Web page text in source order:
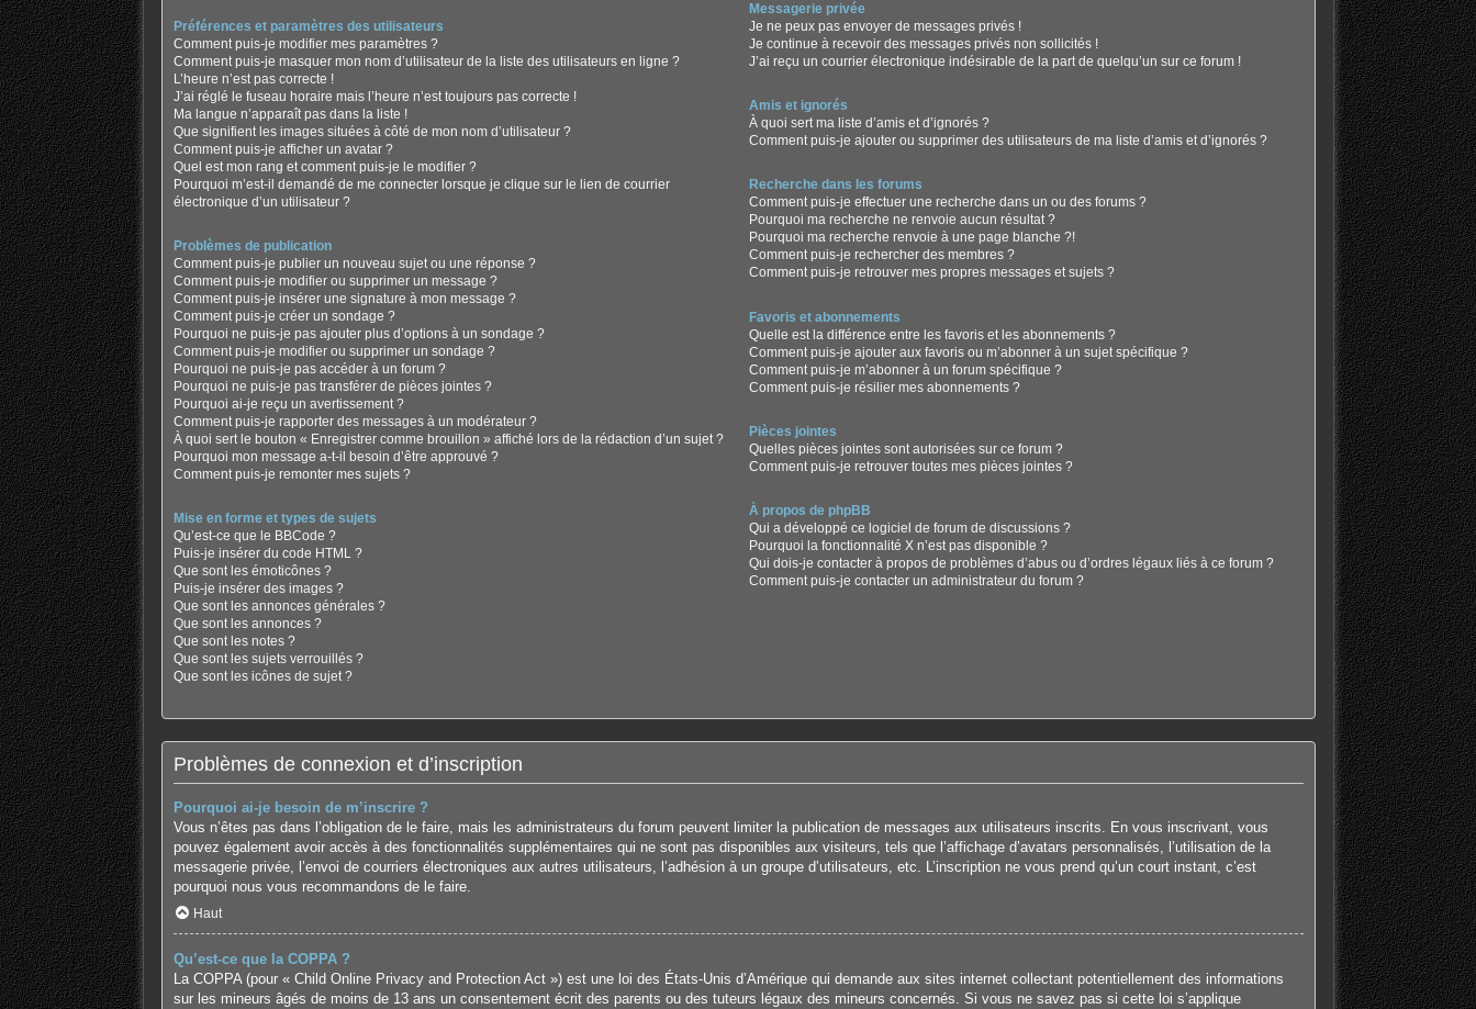
Préférences et paramètres des utilisateurs
Comment puis-je modifier mes paramètres ?
Comment puis-je masquer mon nom d’utilisateur de la liste des utilisateurs en ligne ?
L’heure n’est pas correcte !
J’ai réglé le fuseau horaire mais l’heure n’est toujours pas correcte !
Ma langue n’apparaît pas dans la liste !
Que signifient les images situées à côté de mon nom d’utilisateur ?
Comment puis-je afficher un avatar ?
Quel est mon rang et comment puis-je le modifier ?
Pourquoi m’est-il demandé de me connecter lorsque je clique sur le lien de courrier
électronique d’un utilisateur ?
Problèmes de publication
Comment puis-je publier un nouveau sujet ou une réponse ?
Comment puis-je modifier ou supprimer un message ?
Comment puis-je insérer une signature à mon message ?
Comment puis-je créer un sondage ?
Pourquoi ne puis-je pas ajouter plus d’options à un sondage ?
Comment puis-je modifier ou supprimer un sondage ?
Pourquoi ne puis-je pas accéder à un forum ?
Pourquoi ne puis-je pas transférer de pièces jointes ?
Pourquoi ai-je reçu un avertissement ?
Comment puis-je rapporter des messages à un modérateur ?
À quoi sert le bouton « Enregistrer comme brouillon » affiché lors de la rédaction d’un sujet ?
Pourquoi mon message a-t-il besoin d’être approuvé ?
Comment puis-je remonter mes sujets ?
Mise en forme et types de sujets
Qu’est-ce que le BBCode ?
Puis-je insérer du code HTML ?
Que sont les émoticônes ?
Puis-je insérer des images ?
Que sont les annonces générales ?
Que sont les annonces ?
Que sont les notes ?
Que sont les sujets verrouillés ?
Que sont les icônes de sujet ?
Messagerie privée
Je ne peux pas envoyer de messages privés !
Je continue à recevoir des messages privés non sollicités !
J’ai reçu un courrier électronique indésirable de la part de quelqu’un sur ce forum !
Amis et ignorés
À quoi sert ma liste d’amis et d’ignorés ?
Comment puis-je ajouter ou supprimer des utilisateurs de ma liste d’amis et d’ignorés ?
Recherche dans les forums
Comment puis-je effectuer une recherche dans un ou des forums ?
Pourquoi ma recherche ne renvoie aucun résultat ?
Pourquoi ma recherche renvoie à une page blanche ?!
Comment puis-je rechercher des membres ?
Comment puis-je retrouver mes propres messages et sujets ?
Favoris et abonnements
Quelle est la différence entre les favoris et les abonnements ?
Comment puis-je ajouter aux favoris ou m’abonner à un sujet spécifique ?
Comment puis-je m’abonner à un forum spécifique ?
Comment puis-je résilier mes abonnements ?
Pièces jointes
Quelles pièces jointes sont autorisées sur ce forum ?
Comment puis-je retrouver toutes mes pièces jointes ?
À propos de phpBB
Qui a développé ce logiciel de forum de discussions ?
Pourquoi la fonctionnalité X n’est pas disponible ?
Qui dois-je contacter à propos de problèmes d’abus ou d’ordres légaux liés à ce forum ?
Comment puis-je contacter un administrateur du forum ?
Problèmes de connexion et d’inscription
Pourquoi ai-je besoin de m’inscrire ?
Vous n’êtes pas dans l’obligation de le faire, mais les administrateurs du forum peuvent limiter la publication de messages aux utilisateurs inscrits. En vous inscrivant, vous
pouvez également avoir accès à des fonctionnalités supplémentaires qui ne sont pas disponibles aux visiteurs, tels que l’affichage d’avatars personnalisés, l’utilisation de la
messagerie privée, l’envoi de courriers électroniques aux autres utilisateurs, l’adhésion à un groupe d’utilisateurs, etc. L’inscription ne vous prend qu’un court instant, c’est
pourquoi nous vous recommandons de le faire.
Haut
Qu’est-ce que la COPPA ?
La COPPA (pour « Child Online Privacy and Protection Act ») est une loi des États-Unis d’Amérique qui demande aux sites internet collectant potentiellement des informations
sur les mineurs âgés de moins de 13 ans un consentement écrit des parents ou des tuteurs légaux des mineurs concernés. Si vous ne savez pas si cette loi s’applique